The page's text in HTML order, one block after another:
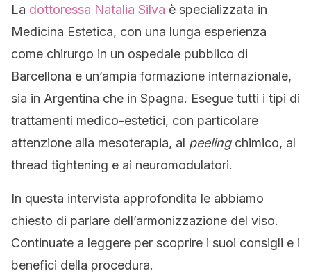
La dottoressa Natalia Silva è specializzata in
Medicina Estetica, con una lunga esperienza
come chirurgo in un ospedale pubblico di
Barcellona e un’ampia formazione internazionale,
sia in Argentina che in Spagna. Esegue tutti i tipi di
trattamenti medico-estetici, con particolare
attenzione alla mesoterapia, al peelingchimico, al
thread tightening e ai neuromodulatori.
In questa intervista approfondita le abbiamo
chiesto di parlare dell’armonizzazione del viso.
Continuate a leggere per scoprire i suoi consigli e i
benefici della procedura.